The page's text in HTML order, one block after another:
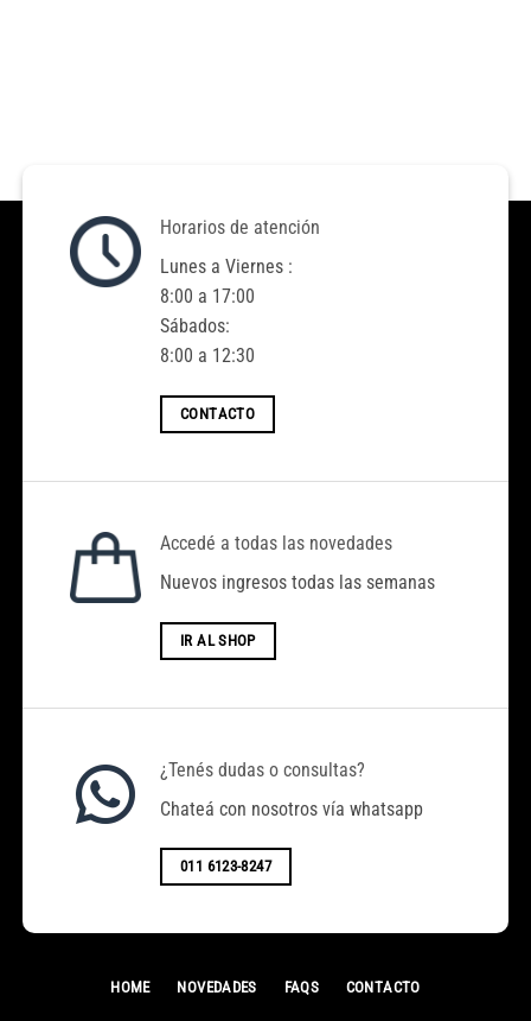
Horarios de atención
Lunes a Viernes :
8:00 a 17:00
Sábados:
8:00 a 12:30
CONTACTO
Accedé a todas las novedades
Nuevos ingresos todas las semanas
IR AL SHOP
¿Tenés dudas o consultas?
Chateá con nosotros vía whatsapp
011 6123-8247
HOME NOVEDADES FAQS CONTACTO